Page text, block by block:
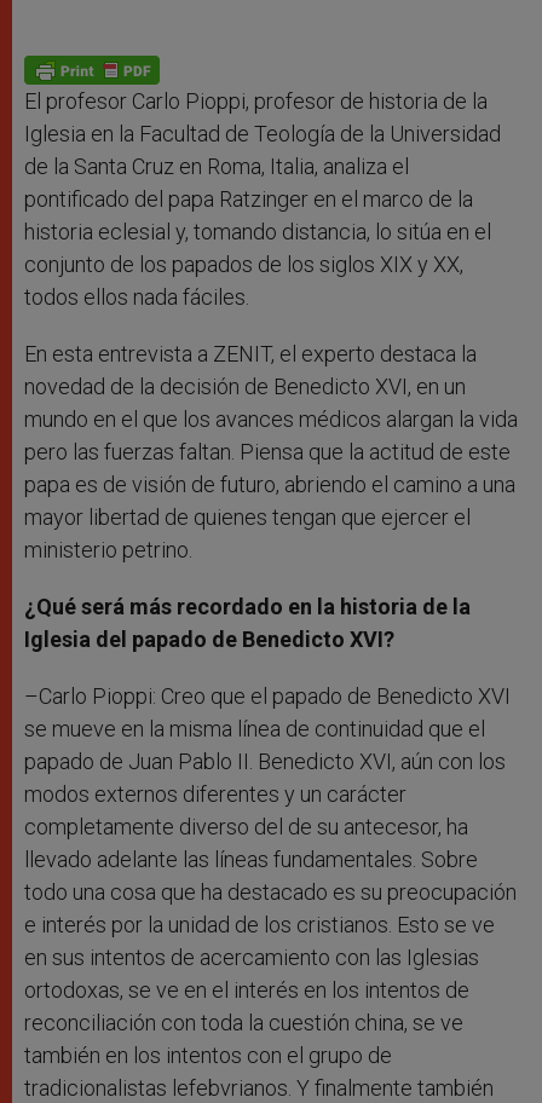
El profesor Carlo Pioppi, profesor de historia de la
Iglesia en la Facultad de Teología de la Universidad
de la Santa Cruz en Roma, Italia, analiza el
pontificado del papa Ratzinger en el marco de la
historia eclesial y, tomando distancia, lo sitúa en el
conjunto de los papados de los siglos XIX y XX,
todos ellos nada fáciles.
En esta entrevista a ZENIT, el experto destaca la
novedad de la decisión de Benedicto XVI, en un
mundo en el que los avances médicos alargan la vida
pero las fuerzas faltan. Piensa que la actitud de este
papa es de visión de futuro, abriendo el camino a una
mayor libertad de quienes tengan que ejercer el
ministerio petrino.
¿Qué será más recordado en la historia de la
Iglesia del papado de Benedicto XVI?
–Carlo Pioppi: Creo que el papado de Benedicto XVI
se mueve en la misma línea de continuidad que el
papado de Juan Pablo II. Benedicto XVI, aún con los
modos externos diferentes y un carácter
completamente diverso del de su antecesor, ha
llevado adelante las líneas fundamentales. Sobre
todo una cosa que ha destacado es su preocupación
e interés por la unidad de los cristianos. Esto se ve
en sus intentos de acercamiento con las Iglesias
ortodoxas, se ve en el interés en los intentos de
reconciliación con toda la cuestión china, se ve
también en los intentos con el grupo de
tradicionalistas lefebvrianos. Y finalmente también